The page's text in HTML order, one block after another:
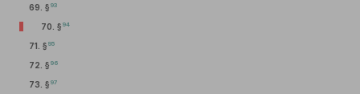
69. § 93
70. § 94
71. § 95
72. § 96
73. § 97